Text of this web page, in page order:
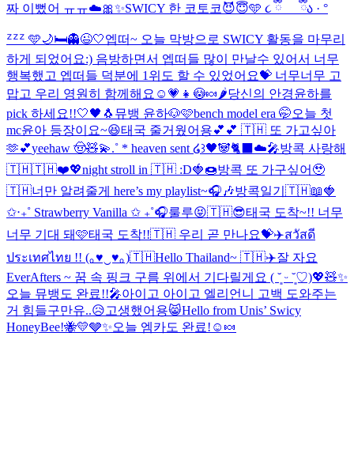
짜 이뻤어 ㅠㅠ☁️🎀✨SWICY 한 코토코😈😇🩵 ૮ ྀི_ _ ྀིა · °
ᙆᙆᙆ 🩵🌙🛏️👻😉🤍엡떠~ 오늘 막방으로 SWICY 활동을 마무리
하게 되었어요:) 음방하면서 엡떠들 많이 만날수 있어서 너무
행복했고 엡떠들 덕분에 1위도 할 수 있었어요💝 너무너무 고
맙고 우리 영원히 함께해요☺️💗 👧😳🍬🌶️당신의 안경윤하를
pick 하세요!!🤍🖤🐧 뮤뱅 윤하🐶🩷bench model era 🤭오늘 첫
mc윤아 등장이요~😆태국 줄거웠어용💕💕 🇹🇭 또 가고싶아
🫶💕yeehaw 🤠🧸💫.˚ * heaven sent ໒꒱🖤🐼🐈‍⬛☁️🎤방콕 사랑해
🇹🇭🇹🇭❤️💖night stroll in 🇹🇭 :D🍓🍩방콕 또 가구싶어🥹
🇹🇭너만 알려줄게 here’s my playlist~🎧🎶방콕일기🇹🇭📖🍓
✩‧₊˚ Strawberry Vanilla ✩ ₊˚🎧룰루😝🇹🇭😎태국 도착~!! 너무
너무 기대 돼🩷태국 도착!!🇹🇭 우리 곧 만나요💝✈️สวัสดี
ประเทศไทย !! (｡♥‿♥｡)🇹🇭Hello Thailand~ 🇹🇭✈️잘 자요
EverAfters ~ 꿈 속 핑크 구름 위에서 기다릴게요 ( ˘͈ ᵕ ˘͈♡)💖🧸✨
오늘 뮤뱅도 완료!!🎤아이고 아이고 엘리언니 고백 도와주는
거 힘들구만유..😥고생했어용😸Hello from Unis’ Swicy
HoneyBee!🐝💛🩶✨오늘 엠카도 완료!☺️🍬